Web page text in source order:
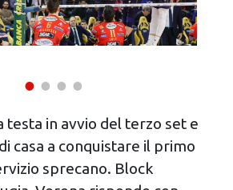
testa in avvio del terzo set e
casa a conquistare il primo
sprecano. Block